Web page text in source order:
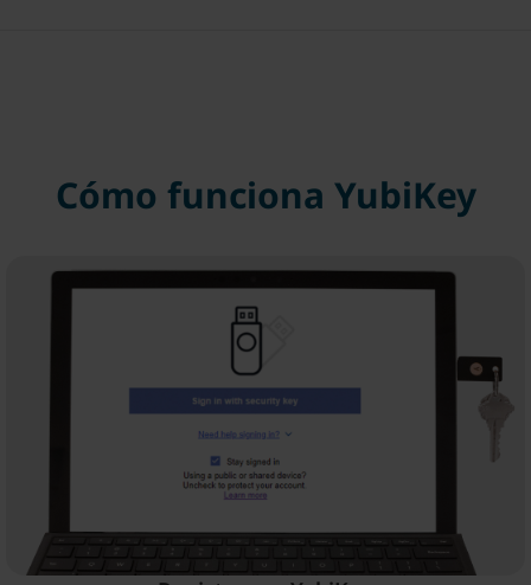
Cómo funciona YubiKey